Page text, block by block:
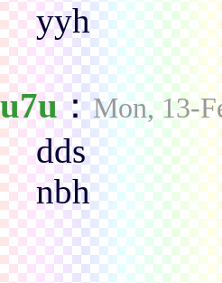
yyh
u7u：Mon, 13-
dds
nbh